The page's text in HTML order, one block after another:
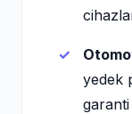
yedek
garanti